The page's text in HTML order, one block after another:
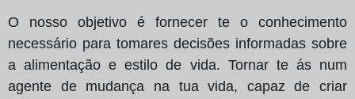
O nosso objetivo é fornecer te o conhecimento
necessário para tomares decisões informadas sobre
a alimentação e estilo de vida. Tornar te ás num
agente de mudança na tua vida, capaz de criar